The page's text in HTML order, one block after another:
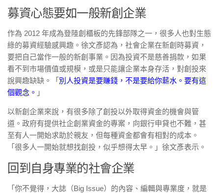
募資心態要如一般新創企業
作為 2012 年成為登陸創櫃板的先鋒部隊之一，很多人也對生態
綠的募資經驗感興趣。徐文彥認為，社會企業在新創時募資，
要把自己當作一般的新創事業。因為投資不是慈善捐款，如果
看不到市場價值或規模，或是只能讓企業本身存活，對創投來
說興趣缺缺。「 別人投資是要賺錢，不是要給你薪水。要有這
個觀念。 」
以新創企業來說，有很多除了創投以外取得資金的機會與管
道。政府有提供社企創業資金的專案，向銀行申貸也不難，甚
至有人一開始求助於親友，但每種資金都會有相對的成本。
「很多人一開始就想找創投，似乎想得太早。」徐文彥表示。
回到自身專業的社會企業
「你不覺得，大誌（Big Issue）的內容、編輯與專業度，就是